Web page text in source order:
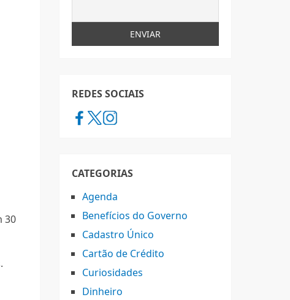
30
REDES SOCIAIS
CATEGORIAS
Agenda
Benefícios do Governo
Cadastro Único
Cartão de Crédito
Curiosidades
Dinheiro